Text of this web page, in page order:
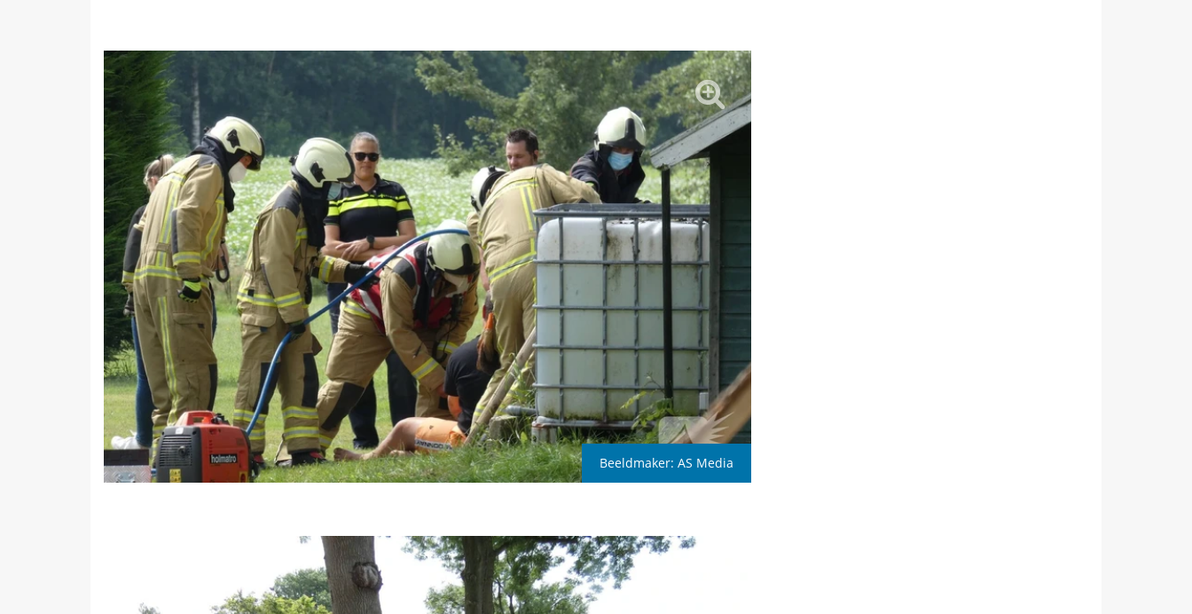
Beeldmaker: AS Media